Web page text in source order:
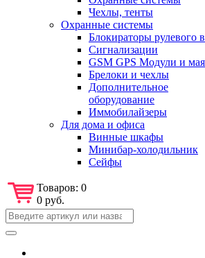
Чехлы, тенты
Охранные системы
Блокираторы рулевого
Сигнализации
GSM GPS Модули и
Брелоки и чехлы
Дополнительное
оборудование
Иммобилайзеры
Для дома и офиса
Винные шкафы
Минибар-холодильник
Сейфы
Товаров: 0
0 руб.